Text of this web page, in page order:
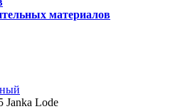
материалов
Janka Lode